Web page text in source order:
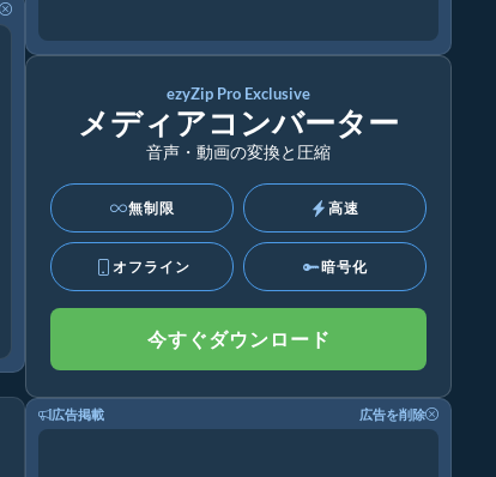
ezyZip Pro Exclusive
メディアコンバーター
音声・動画の変換と圧縮
無制限 高速
オフライン 暗号化
今すぐダウンロード
広告掲載 広告を削除